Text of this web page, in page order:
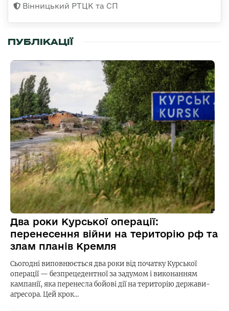
Вінницький РТЦК та СП
ПУБЛІКАЦІЇ
Два роки Курської операції:
перенесення війни на територію рф та
злам планів Кремля
Сьогодні виповнюється два роки від початку Курської
операції — безпрецедентної за задумом і виконанням
кампанії, яка перенесла бойові дії на територію держави-
агресора. Цей крок…